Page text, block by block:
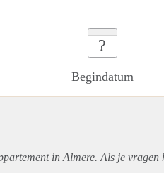
?
Begindatum
in Almere. Als je vragen